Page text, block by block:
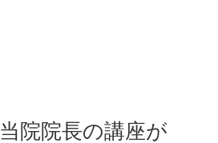
当院院長の講座が